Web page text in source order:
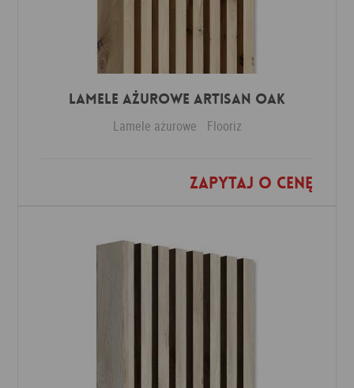
Lamele ażurowe Artisan Oak
Lamele ażurowe Flooriz
Zapytaj o cenę
Dodaj do ulubionych